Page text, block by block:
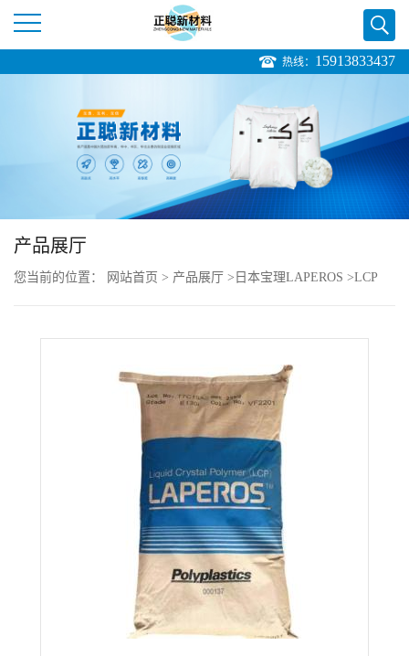
公
热线： 15913833437
产品展厅
您当前的位置： 网站首页 > 产品展厅 > 日本宝理LAPEROS >LCP